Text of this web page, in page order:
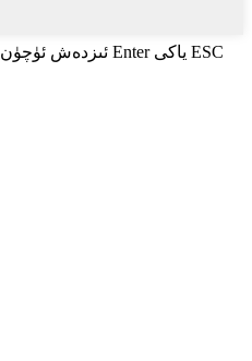
ئىزدەش ئۈچۈن Enter ياكى ESC